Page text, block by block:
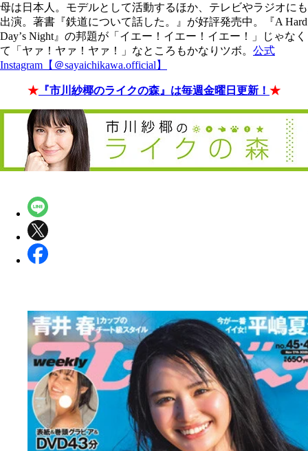
母は日本人。モデルとして活動するほか、テレビやラジオにも
出演。著書『鉄道について話した。』が好評発売中。『A Hard
Dayʼs Night』の邦題が「イエー！イエー！イエー！」じゃなく
て「ヤァ！ヤァ！ヤァ！」なところもかなりツボ。 公式
Instagram【＠sayaichikawa.official】
★ 『市川紗椰のライクの森』は毎週金曜日更新！ ★